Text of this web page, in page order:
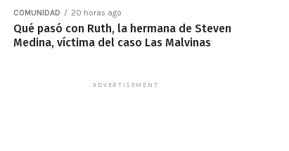
COMUNIDAD 20 horas ago
Qué pasó con Ruth, la hermana de Steven
Medina, víctima del caso Las Malvinas
ADVERTISEMENT